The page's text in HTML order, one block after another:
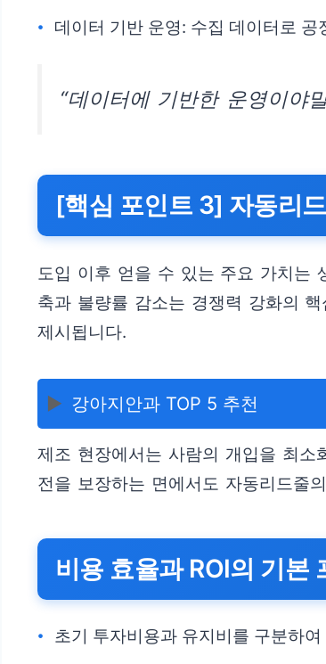
데이터 기반 운영: 수집 데이터로 공
“데이터에 기반한 운영이야
[핵심 포인트 3] 자동리
도입 이후 얻을 수 있는 주요 가치는
축과 불량률 감소는 경쟁력 강화의
제시됩니다.
▶️ 강아지안과 TOP 5 추천
제조 현장에서는 사람의 개입을 최
전을 보장하는 면에서도 자동리드줄
비용 효율과 ROI의 기본
초기 투자비용과 유지비를 구분하